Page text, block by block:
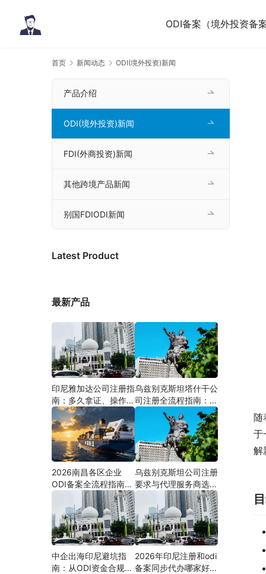
ODI备案（境外投资备案
首页 新闻动态 ODI(境外投资)新闻
随
于
解
产品介绍
ODI(境外投资)新闻
FDI(外商投资)新闻
其他跨境产品新闻
别国FDIODI新闻
Latest Product
最新产品
印尼雅加达公司注册指
南：多久拿证、操作流
程与股东新规（附材料
清单及成功案例与正规
靠谱代办中介推荐）
乌兹别克斯坦塔什干公
司注册全流程指南：从
中国ODI备案到当地银
行开户（附材料清单及
成功案例与正规靠谱代
办中介推荐）
2026南昌各区企业
ODI备案全流程指南
（附材料清单及成功案
例与正规靠谱代办中介
推荐）
乌兹别克斯坦公司注册
要求与代理服务商选择
指南：本土实体和中乌
两地合规才是落地硬保
障｜安永国际跨境合规
圈
中企出海印尼避坑指
南：从ODI资金合规到
2026年印尼注册和odi
备案同步代办哪家好？